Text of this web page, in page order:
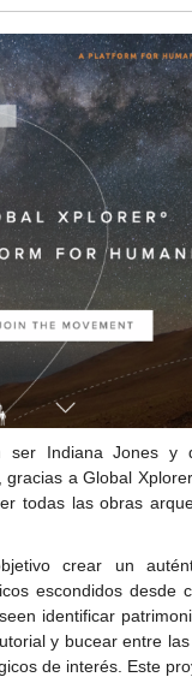
Indiana Jones y
gracias a Global
todas las obras
crear un
escondidos desde
identificar
y bucear entre
de interés. Este